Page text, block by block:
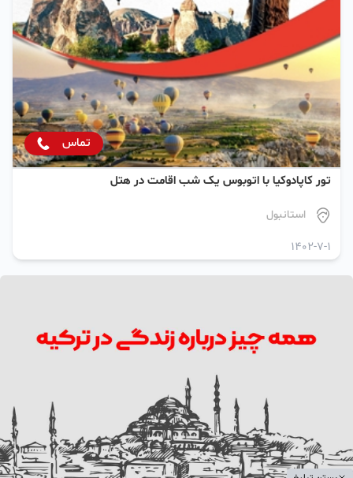
تماس
تور کاپادوکیا با اتوبوس یک شب اقامت در هتل
استانبول
1402-7-1